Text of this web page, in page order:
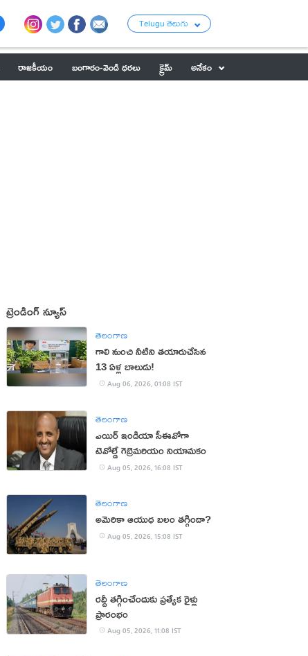
Telugu తెలుగు
రాజకీయం బంగారం-వెండి ధరలు క్రైమ్
అనేకం
ట్రెండింగ్ న్యూస్
తెలంగాణ
గాలి నుంచి నీటిని తయారుచేసిన
13 ఏళ్ల బాలుడు!
Aug 06, 2026, 01:08 IST
తెలంగాణ
ఎయిర్ ఇండియా సీఈవోగా
టెవోల్డే గెబ్రెమరియం నియామకం
Aug 05, 2026, 16:08 IST
తెలంగాణ
అమెరికా ఆయుధ బలం తగ్గిందా?
Aug 05, 2026, 15:08 IST
తెలంగాణ
రద్దీ తగ్గించేందుకు ప్రత్యేక రైళ్లు
ప్రారంభం
Aug 05, 2026, 11:08 IST